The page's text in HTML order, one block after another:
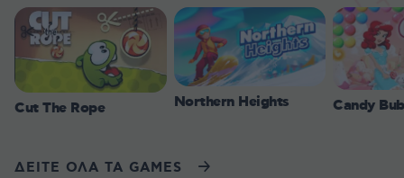
Cut The Rope Northern Heights Candy
ΔΕΙΤΕ ΟΛΑ ΤΑ GAMES